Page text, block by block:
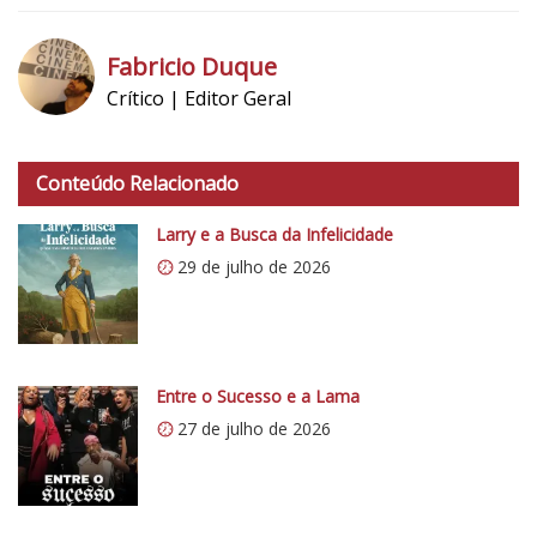
t
p
s
:
/
/
0
.
w
p
.
Fabricio Duque
Crítico | Editor Geral
Conteúdo Relacionado
Larry e a Busca da Infelicidade
29 de julho de 2026
Entre o Sucesso e a Lama
27 de julho de 2026